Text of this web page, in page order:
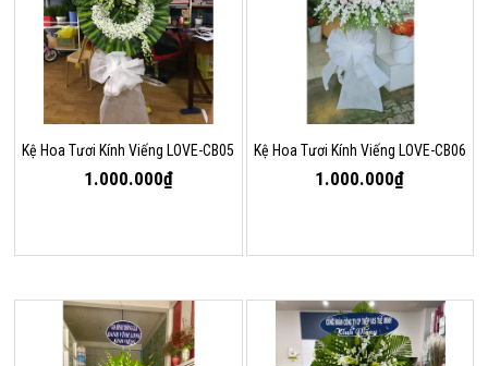
Kệ Hoa Tươi Kính Viếng LOVE-CB05
1.000.000₫
Kệ Hoa Tươi Kính Viếng LOVE-CB06
1.000.000₫